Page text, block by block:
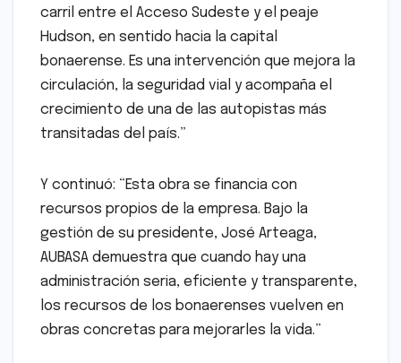
carril entre el Acceso Sudeste y el peaje
Hudson, en sentido hacia la capital
bonaerense. Es una intervención que mejora la
circulación, la seguridad vial y acompaña el
crecimiento de una de las autopistas más
transitadas del país.”
Y continuó: “Esta obra se financia con
recursos propios de la empresa. Bajo la
gestión de su presidente, José Arteaga,
AUBASA demuestra que cuando hay una
administración seria, eficiente y transparente,
los recursos de los bonaerenses vuelven en
obras concretas para mejorarles la vida.”